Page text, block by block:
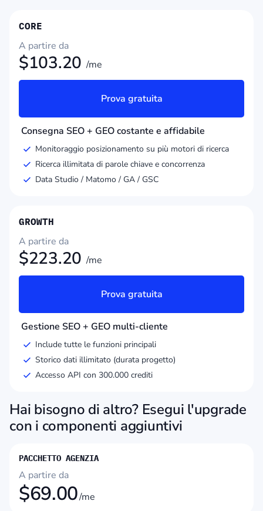
CORE
A partire da
$103.20 /me
Prova gratuita
Consegna SEO + GEO costante e affidabile
Monitoraggio posizionamento su più motori di ricerca
Ricerca illimitata di parole chiave e concorrenza
Data Studio / Matomo / GA / GSC
GROWTH
A partire da
$223.20 /me
Prova gratuita
Gestione SEO + GEO multi-cliente
Include tutte le funzioni principali
Storico dati illimitato (durata progetto)
Accesso API con 300.000 crediti
Hai bisogno di altro? Esegui l'upgrade
con i componenti aggiuntivi
PACCHETTO AGENZIA
A partire da
$69.00/me